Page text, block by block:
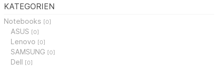
KATEGORIEN
Notebooks [0]
ASUS [0]
Lenovo [0]
SAMSUNG [0]
Dell [0]